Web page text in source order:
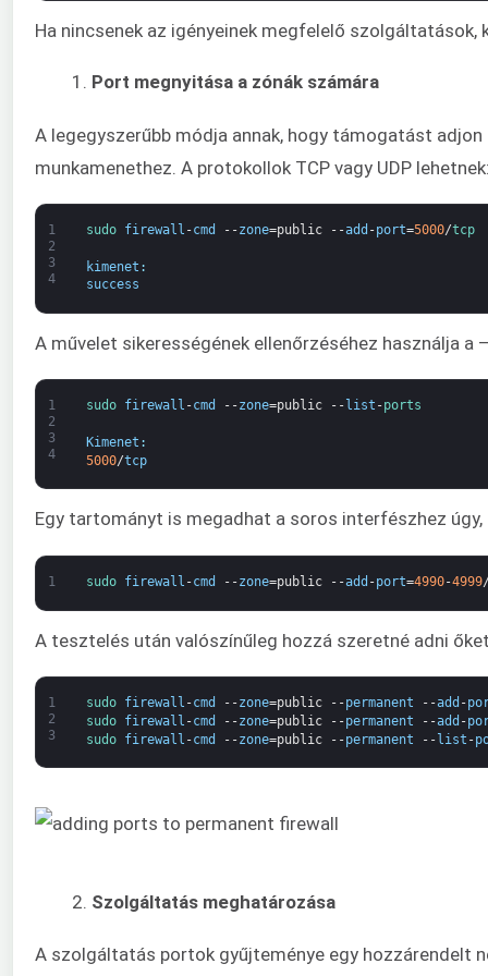
Ha nincsenek az igényeinek megfelelő
Port megnyitása a zónák számára
A legegyszerűbb módja annak, hogy támogatást
munkamenethez. A protokollok TCP vagy UDP
1
2
3
4
sudo firewall -cmd --zone=public --add -port=5000/tcp
kimenet :
success
A művelet sikerességének ellenőrzéséhez használja
1
2
3
4
sudo firewall -cmd --zone=public -- list -ports
Kimenet :
5000/tcp
Egy tartományt is megadhat a soros interfészhez
1 sudo firewall -cmd --zone=public --add -port=4990-4999
A tesztelés után valószínűleg hozzá szeretné adni
1
2
3
sudo firewall -cmd --zone=public --permanent --add -
sudo firewall -cmd --zone=public --permanent --add -
sudo firewall -cmd --zone=public --permanent --list -
Szolgáltatás meghatározása
A szolgáltatás portok gyűjteménye egy hozzárendelt